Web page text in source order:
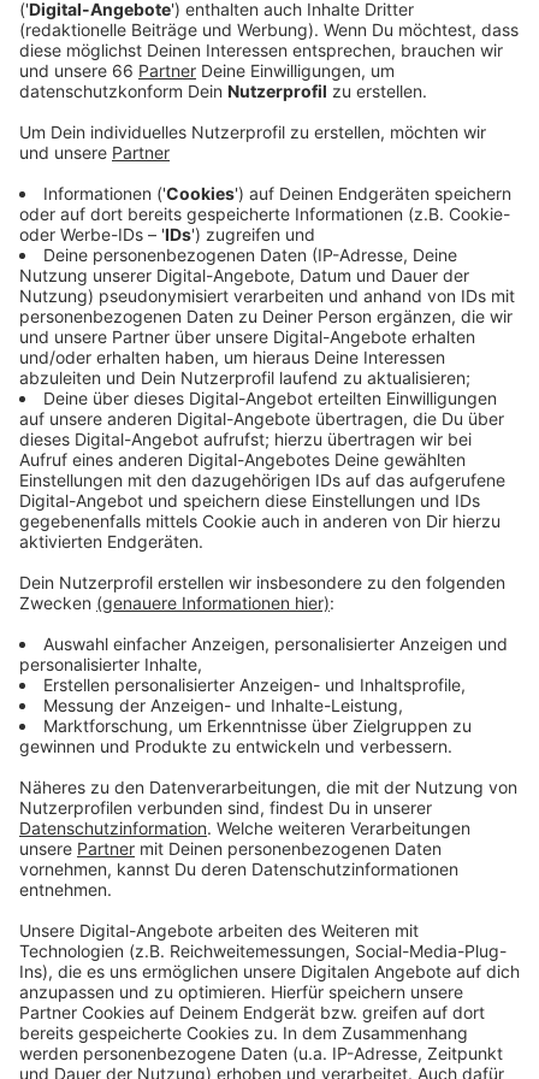
Veröffentlicht:Freitag, 08.09.2023 11:50
Anzeige
Nationen. Eine Woche lang werden sie sich in zehn
verschiedenen Sportdisziplinen messen. Dafür wurden
in und außerhalb der Merkur Spiel-Arena die
verschiedenen Spielstätten errichtet. Für Deutschland
sind in diesem Jahr 37 Athletinnen und Athleten dabei.
Neben den Sportwettkämpfen gibt es auch weiteres
Programm, zum Beispiel im Invictus Village. Dort
können wir die Sportarten wie Rollstuhl-Basketball
oder Sitzvolleyball selbst ausprobieren. Der Eintritt
dort ist wie zu allen Wettkämpfen frei.
Anzeige
Weitere Infos und Links zum Thema
Anzeige
Darum geht es bei den Spielen
Das deutsche Team
Hier geht es zur Invictus Games Event App